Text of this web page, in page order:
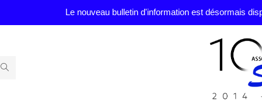
Le nouveau bulletin d'information est désormais